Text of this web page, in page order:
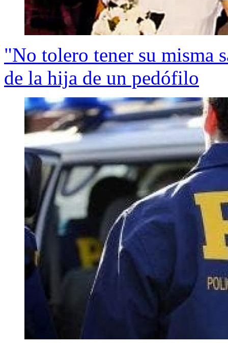
"No tolero tener su misma
de la hija de un pedófilo